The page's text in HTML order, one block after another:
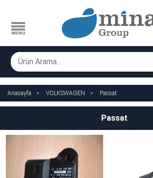
Anasayfa VOLKSWAGEN Passat
Passat